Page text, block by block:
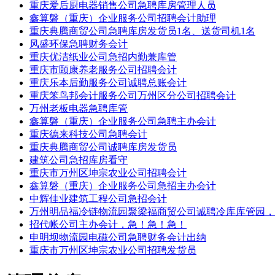
重庆爱后厨电器销售公司急聘库房管理人员
鑫算磐（重庆）企业服务公司招聘会计助理
重庆典腾商贸公司急聘库房发货员1名、送货司机1名
风盛环保急聘财务会计
重庆优洁纸业公司急招内勤兼库管
重庆市颐康养老服务公司招聘会计
重庆乐本后勤服务公司诚聘总账会计
重庆笨鸟邦会计服务公司万州区分公司招聘会计
万州老板电器急聘库管
鑫算磐（重庆）企业服务公司急聘主办会计
重庆德来科技公司急聘会计
重庆典腾商贸公司诚聘库房发货员
建筑公司急招库房看守
重庆市万州区坤宗农业公司招聘会计
鑫算磐（重庆）企业服务公司急招主办会计
中辉佳业建筑工程公司急招会计
万州明品福冷链物流园聚梁福商贸公司诚聘冷库库管园
招代帐公司主办会计，急！急！急！
申明坝物流园电磁公司急聘财务会计出纳
重庆市万州区坤宗农业公司招聘发货员